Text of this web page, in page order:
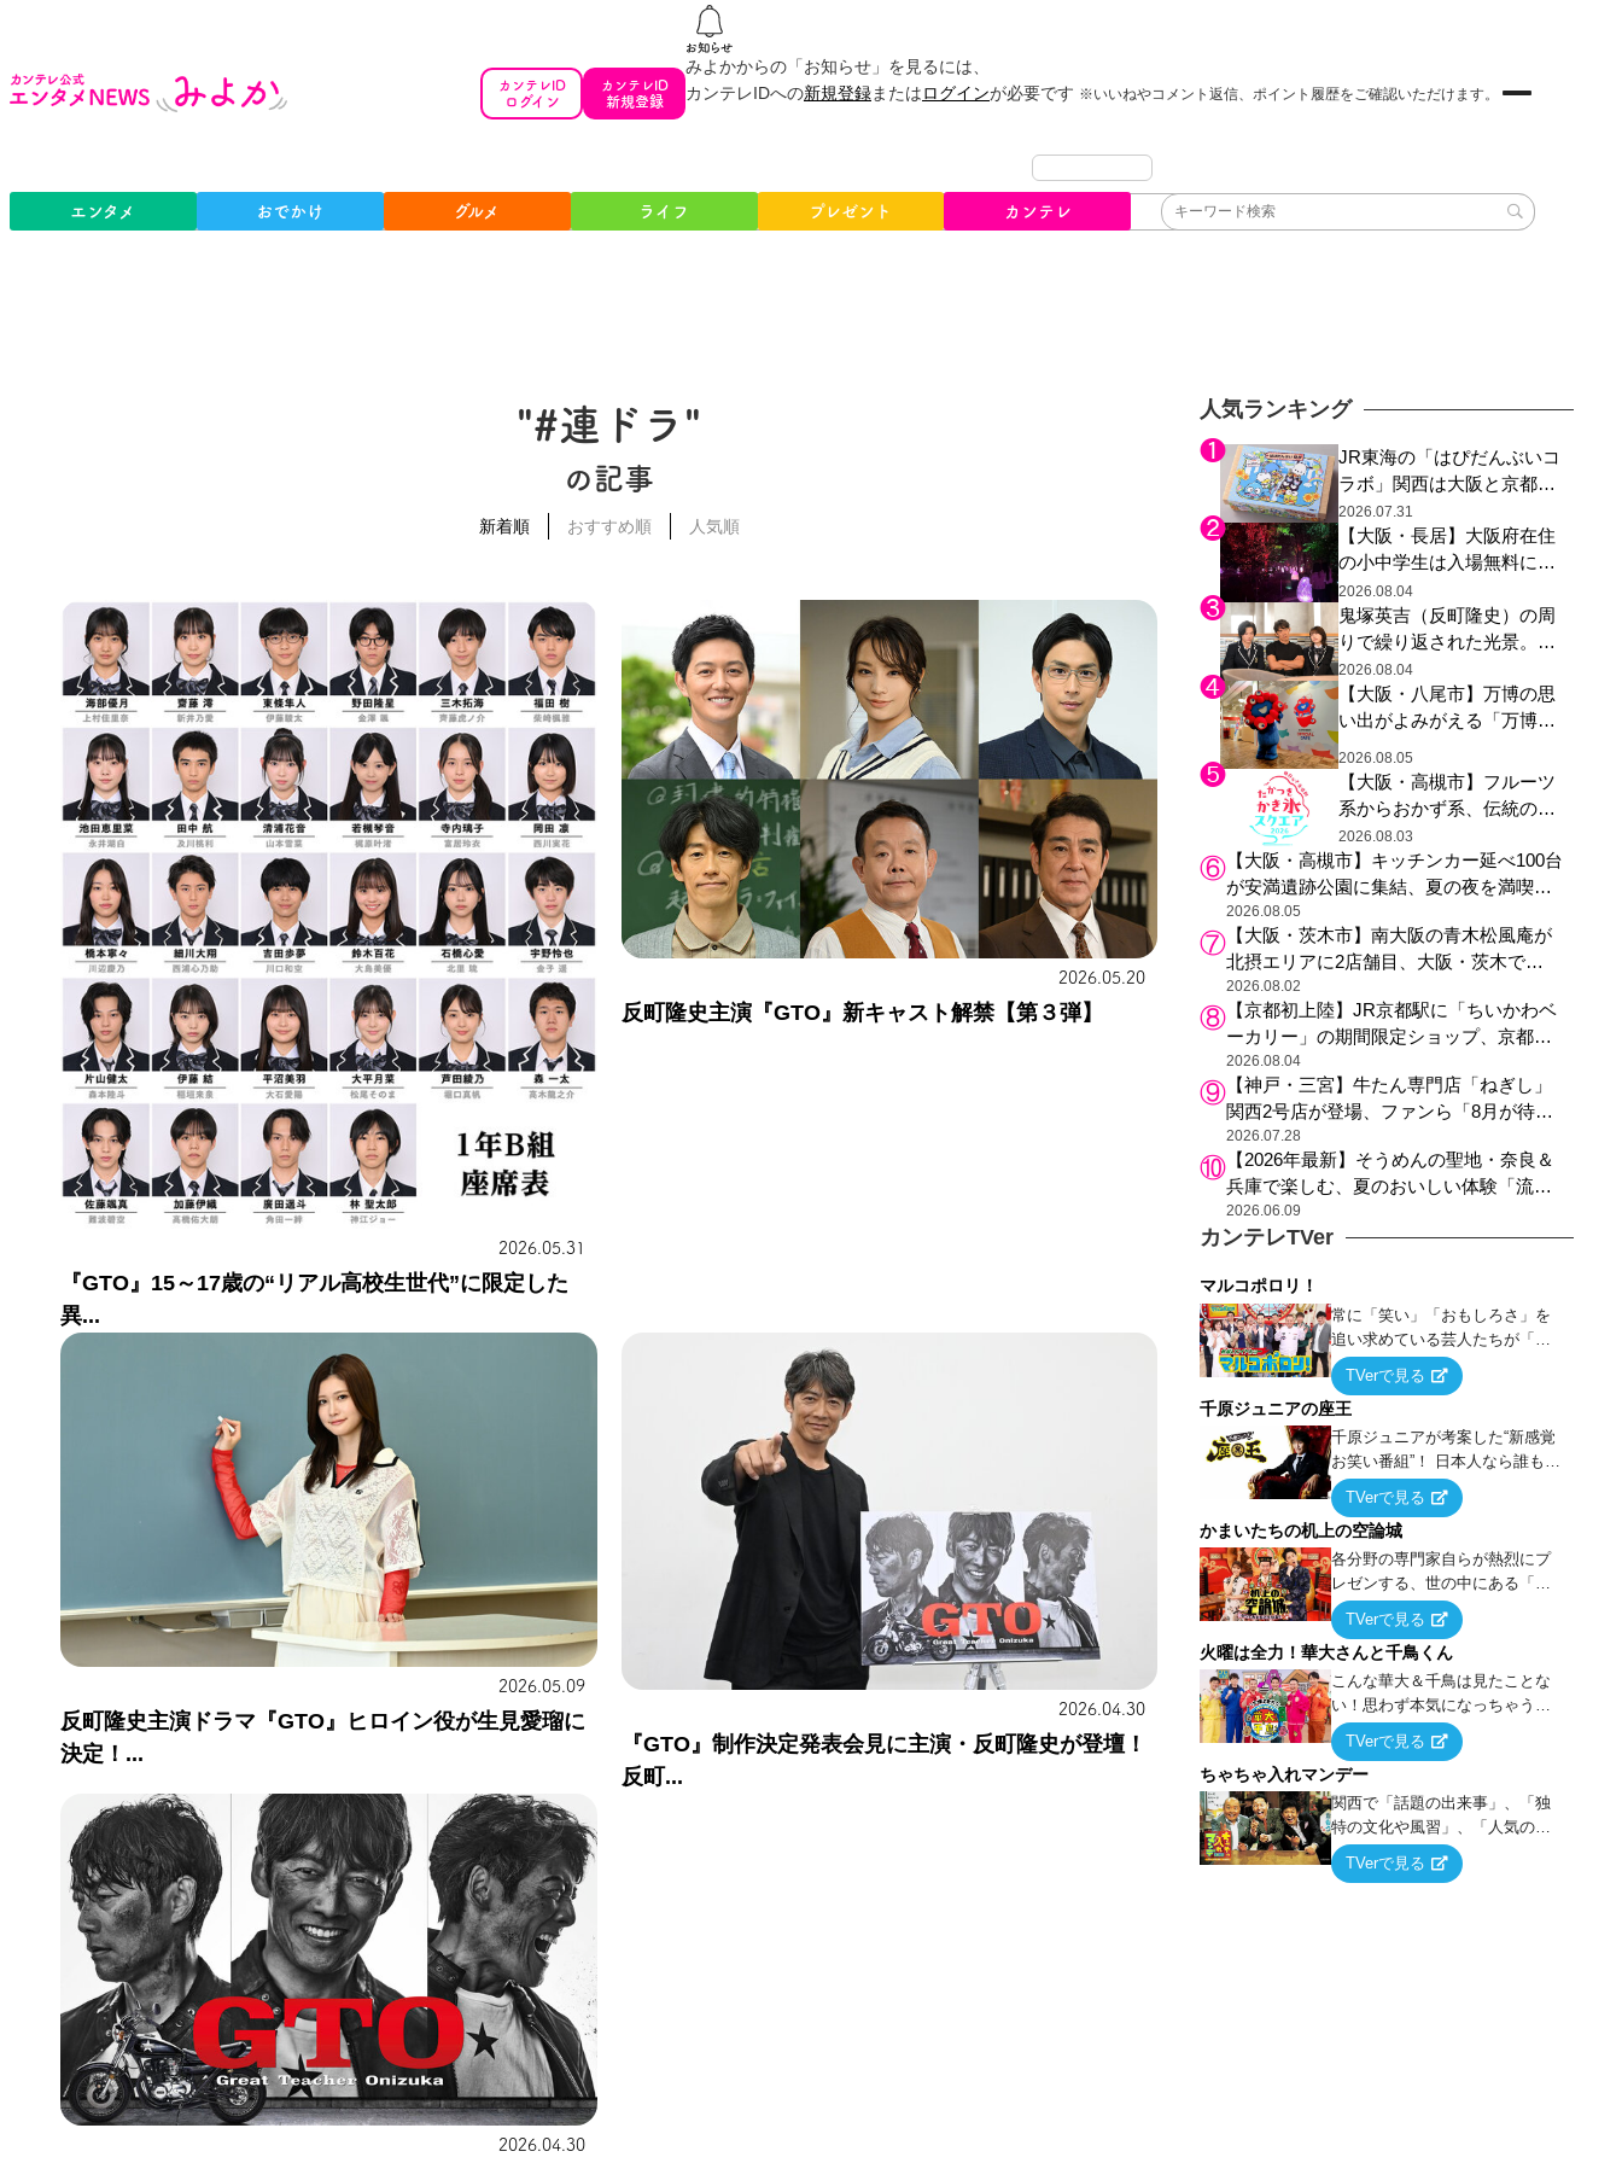
カンテレID
ログイン
カンテレID
新規登録
みよかからの「お知らせ」を見るには、
カンテレIDへの新規登録またはログインが必要です ※いいねやコメント返信、ポイント履歴をご確認いただけます。
エンタメ おでかけ グルメ ライフ プレゼント カンテレ
"#連ドラ"
の記事
新着順 おすすめ順 人気順
2026.05.31
『GTO』15～17歳の“リアル高校生世代”に限定した
異...
2026.05.20
反町隆史主演『GTO』新キャスト解禁【第３弾】
2026.05.09
反町隆史主演ドラマ『GTO』ヒロイン役が生見愛瑠に
決定！...
2026.04.30
『GTO』制作決定発表会見に主演・反町隆史が登壇！
反町...
2026.04.30
人気ランキング
JR東海の「はぴだんぶいコ
ラボ」関西は大阪と京都の
み、日焼けしたポチャッコ
らサンリオキャラが描かれ
た駅弁やグッズが登場
2026.07.31
【大阪・長居】大阪府在住
の小中学生は入場無料に、
チームラボが「夏休みの自
由研究の課題に」と「ボタ
ニカルガーデン 大阪」へ招
待
2026.08.04
鬼塚英吉（反町隆史）の周
りで繰り返された光景。ド
ラマ『GTO』第３話で光っ
た演出の巧みさ
2026.08.04
【大阪・八尾市】万博の思
い出がよみがえる「万博レ
クミャク登場、大屋根リン
グ木材展示も
2026.08.05
【大阪・高槻市】フルーツ
系からおかず系、伝統の天
然氷まで人気店が集結、高
槻阪急スクエアで「かき
氷」祭り
2026.08.03
【大阪・高槻市】キッチンカー延べ100台
が安満遺跡公園に集結、夏の夜を満喫す
る4日間のグルメイベント
2026.08.05
【大阪・茨木市】南大阪の青木松風庵が
北摂エリアに2店舗目、大阪・茨木で
も“焼きたて”の月化粧が食べられる
2026.08.02
【京都初上陸】JR京都駅に「ちいかわベ
ーカリー」の期間限定ショップ、京都の
銘菓“おたべ”との限定コラボも
2026.08.04
【神戸・三宮】牛たん専門店「ねぎし」
関西2号店が登場、ファンら「8月が待ち
遠しい」と早くから注目
2026.07.28
【2026年最新】そうめんの聖地・奈良＆
兵庫で楽しむ、夏のおいしい体験「流し
そうめん体験」おすすめ3選
2026.06.09
カンテレTVer
マルコポロリ！
常に「笑い」「おもしろさ」を
追い求めている芸人たちが「芸
能界」という大海原に漕ぎ出で
て、新たなオモシロ人間を発掘
する！
TVerで見る
千原ジュニアの座王
千原ジュニアが考案した“新感覚
お笑い番組”！ 日本人なら誰もが
馴染みのある『イス取りゲー
ム』をベースに、大喜利・ギャ
グ・モノボケ・歌…など様々な
お題で芸人がショートネタを競
い合う！
TVerで見る
かまいたちの机上の空論城
各分野の専門家自らが熱烈にプ
レゼンする、世の中にある「試
したことはないが、やってみた
らこうなる！…ハズ」という“机
上の空論”に若手芸人らがカラダ
を張って挑む！
TVerで見る
火曜は全力！華大さんと千鳥くん
こんな華大＆千鳥は見たことな
い！思わず本気になっちゃうゲ
ームに挑戦するバラエティー！
TVerで見る
ちゃちゃ入れマンデー
関西で「話題の出来事」、「独
特の文化や風習」、「人気の行
列ができる店」などあらゆるテ
ーマについて好き放題にちゃち
TVerで見る